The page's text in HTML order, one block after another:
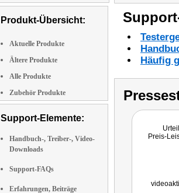
Produkt-Übersicht:
Aktuelle Produkte
Ältere Produkte
Alle Produkte
Zubehör Produkte
Support-Elemente:
Handbuch-, Treiber-, Video-
Downloads
Support-FAQs
Erfahrungen, Beiträge
Häufig
Preis-